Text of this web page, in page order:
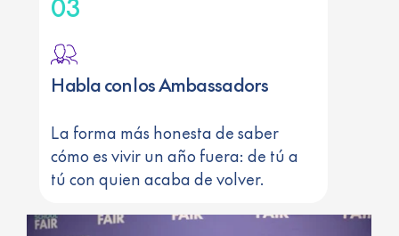
03
Habla con los Ambassadors
La forma más honesta de saber
cómo es vivir un año fuera: de tú a
tú con quien acaba de volver.